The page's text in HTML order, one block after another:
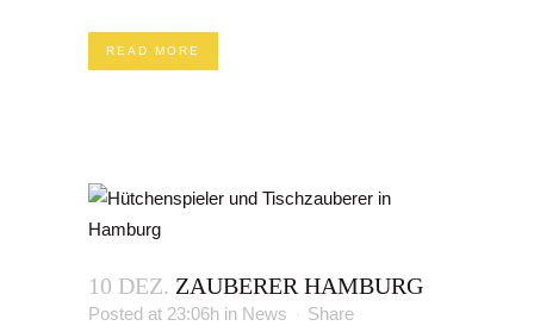
READ MORE
10 DEZ. ZAUBERER HAMBURG
Posted at 23:06h in News Share